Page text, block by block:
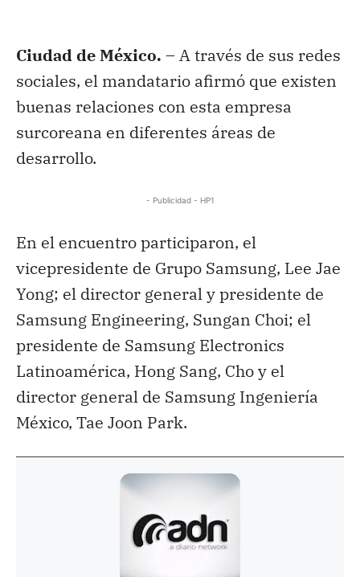
Ciudad de México. –A través de sus redes
sociales, el mandatario afirmó que existen
buenas relaciones con esta empresa
surcoreana en diferentes áreas de
desarrollo.
- Publicidad - HP1
En el encuentro participaron, el
vicepresidente de Grupo Samsung, Lee Jae
Yong; el director general y presidente de
Samsung Engineering, Sungan Choi; el
presidente de Samsung Electronics
Latinoamérica, Hong Sang, Cho y el
director general de Samsung Ingeniería
México, Tae Joon Park.